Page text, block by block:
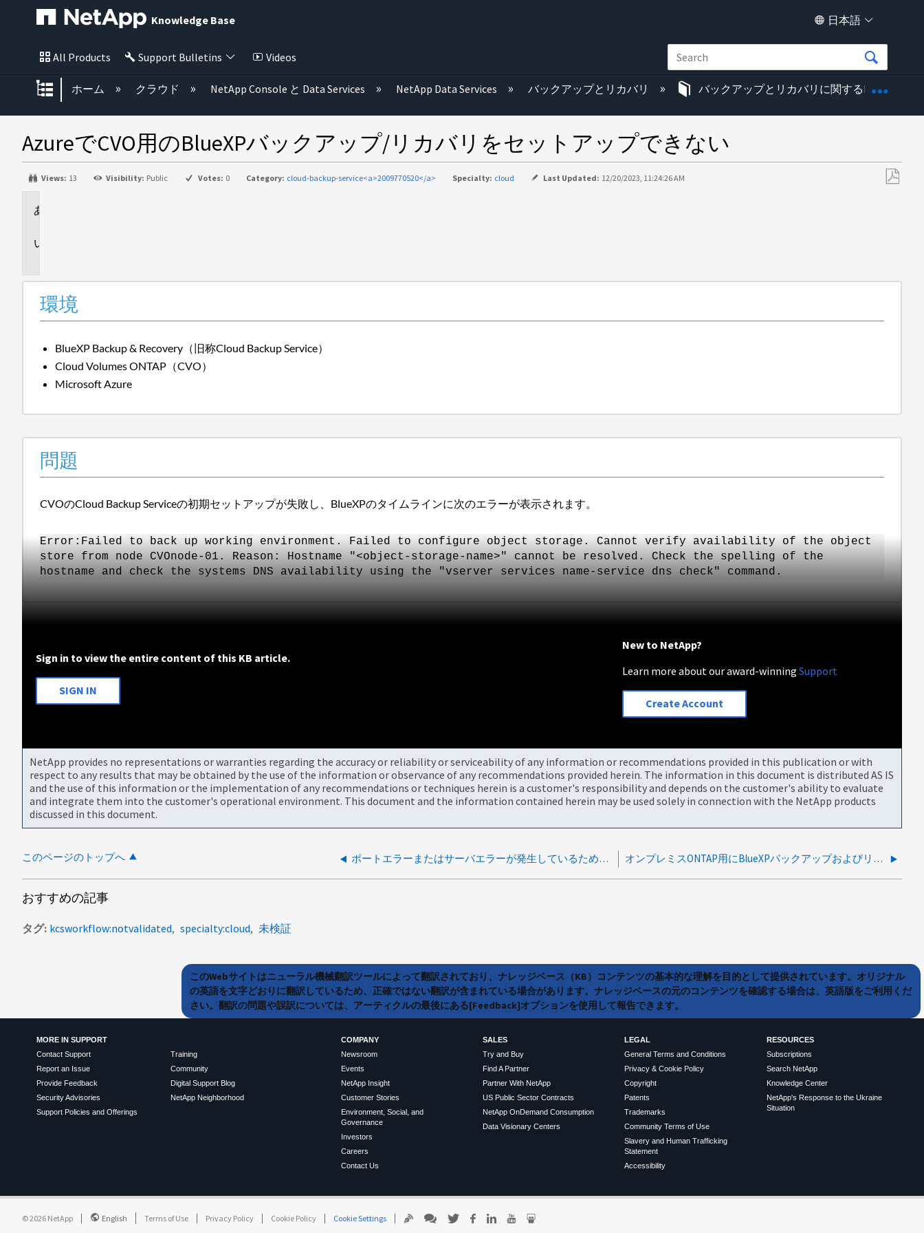
Knowledge Base 日本語
All Products Support Bulletins Videos
グローバル階層を展開/折りたたむ
ホーム クラウド NetApp Console と Data Services NetApp Data Services バックアップとリカバリ バックアップとリカバリに関するKB
AzureでCVO用のBlueXPバックアップ/リカバリをセットアップできない
Views: 13 Visibility: Public Votes: 0 Category: cloud-backup-service<a>2009770520</a> Specialty: cloud Last Updated: 12/20/2023, 11:24:26 AM
環境
BlueXP Backup & Recovery（旧称Cloud Backup Service）
Cloud Volumes ONTAP（CVO）
Microsoft Azure
問題
CVOのCloud Backup Serviceの初期セットアップが失敗し、BlueXPのタイムラインに次のエラーが表示されます。
Error:Failed to back up working environment. Failed to configure object storage. Cannot verify availability of the object
store from node CVOnode-01. Reason: Hostname "<object-storage-name>" cannot be resolved. Check the spelling of the
hostname and check the systems DNS availability using the "vserver services name-service dns check" command.
Sign in to view the entire content of this KB article.
SIGN IN
New to NetApp?
Learn more about our award-winningSupport
Create Account
NetApp provides no representations or warranties regarding the accuracy or reliability or serviceability of any information or recommendations provided in this publication or with
respect to any results that may be obtained by the use of the information or observance of any recommendations provided herein. The information in this document is distributed AS IS
and the use of this information or the implementation of any recommendations or techniques herein is a customer's responsibility and depends on the customer's ability to evaluate
and integrate them into the customer's operational environment. This document and the information contained herein may be used solely in connection with the NetApp products
discussed in this document.
このページのトップへ ポートエラーまたはサーバエラーが発生しているため、オンプレミスからAWS S3へのバックアップをデフォルト以外のIPspaceからセットアップできません オンプレミスONTAP用にBlueXPバックアップおよびリカバリをセットアップできません：接続タイムアウト
おすすめの記事
タグ kcsworkflow:notvalidated specialty:cloud 未検証
このWebサイトはニューラル機械翻訳ツールによって翻訳されており、ナレッジベース（KB）コンテンツの基本的な理解を目的として提供されています。オリジナル
の英語を文字どおりに翻訳しているため、正確ではない翻訳が含まれている場合があります。ナレッジベースの元のコンテンツを確認する場合は、英語版をご利用くだ
さい。翻訳の問題や誤訳については、アーティクルの最後にある[Feedback]オプションを使用して報告できます。
MORE IN SUPPORT
Contact Support
Report an Issue
Provide Feedback
Security Advisories
Support Policies and Offerings
Training
Community
Digital Support Blog
NetApp Neighborhood
COMPANY
Newsroom
Events
NetApp Insight
Customer Stories
Environment, Social, and
Governance
Investors
Careers
Contact Us
SALES
Try and Buy
Find A Partner
Partner With NetApp
US Public Sector Contracts
NetApp OnDemand Consumption
Data Visionary Centers
LEGAL
General Terms and Conditions
Privacy & Cookie Policy
Copyright
Patents
Trademarks
Community Terms of Use
Slavery and Human Trafficking
Statement
Accessibility
RESOURCES
Subscriptions
Search NetApp
Knowledge Center
NetApp's Response to the Ukraine
Situation
©2026 NetApp English Terms of Use Privacy Policy Cookie Policy Cookie Settings